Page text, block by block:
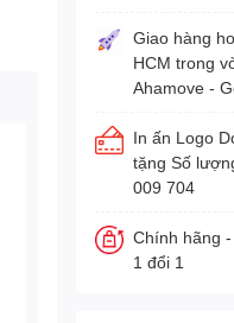
Giao hàng
HCM trong
Ahamove -
In ấn Logo
tặng Số
009 704
Chính hãng
1 đổi 1